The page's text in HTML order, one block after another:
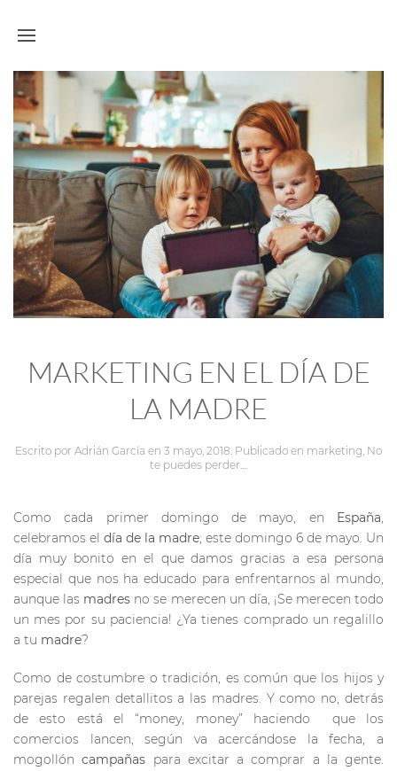
MARKETING EN EL DÍA DE
LA MADRE
Escrito por Adrián García en 3 mayo, 2018. Publicado en marketing, No
te puedes perder....
Como cada primer domingo de mayo, en España,
celebramos el día de la madre; este domingo 6 de mayo. Un
día muy bonito en el que damos gracias a esa persona
especial que nos ha educado para enfrentarnos al mundo,
aunque las madres no se merecen un día, ¡Se merecen todo
un mes por su paciencia! ¿Ya tienes comprado un regalillo
a tu madre?
Como de costumbre o tradición, es común que los hijos y
parejas regalen detallitos a las madres. Y como no, detrás
de esto está el “money, money” haciendo que los
comercios lancen, según va acercándose la fecha, a
mogollóncampañas para excitar a comprar a la gente.